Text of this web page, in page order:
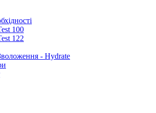
100
122
- Hydrate